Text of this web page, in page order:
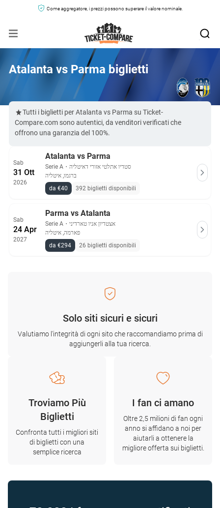
Come aggregatore, i prezzi possono superare il valore nominale.
Atalanta vs Parma biglietti
Tutti i biglietti per Atalanta vs Parma su Ticket-
Compare.com sono autentici, da venditori verificati che
offrono una garanzia del 100%.
Sab
31 Ott
2026
Atalanta vs Parma
Serie A ・ סטדיו אתלטי אזורי דאיטליה
ברגמו, איטליה
da €40
392 biglietti disponibili
Sab
24 Apr
2027
Parma vs Atalanta
Serie A ・ אצטדיון אניו טארדיני
פארמה, איטליה
da €294
26 biglietti disponibili
Solo siti sicuri e sicuri
Valutiamo l'integrità di ogni sito che raccomandiamo prima di
aggiungerli alla tua ricerca.
Troviamo Più
Biglietti
Confronta tutti i migliori siti
di biglietti con una
semplice ricerca
I fan ci amano
Oltre 2,5 milioni di fan ogni
anno si affidano a noi per
aiutarli a ottenere la
migliore offerta sui biglietti.